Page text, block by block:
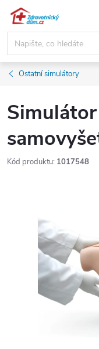
Přejít
obsah
Ostatní simulátory
Kód produktu: 1017548